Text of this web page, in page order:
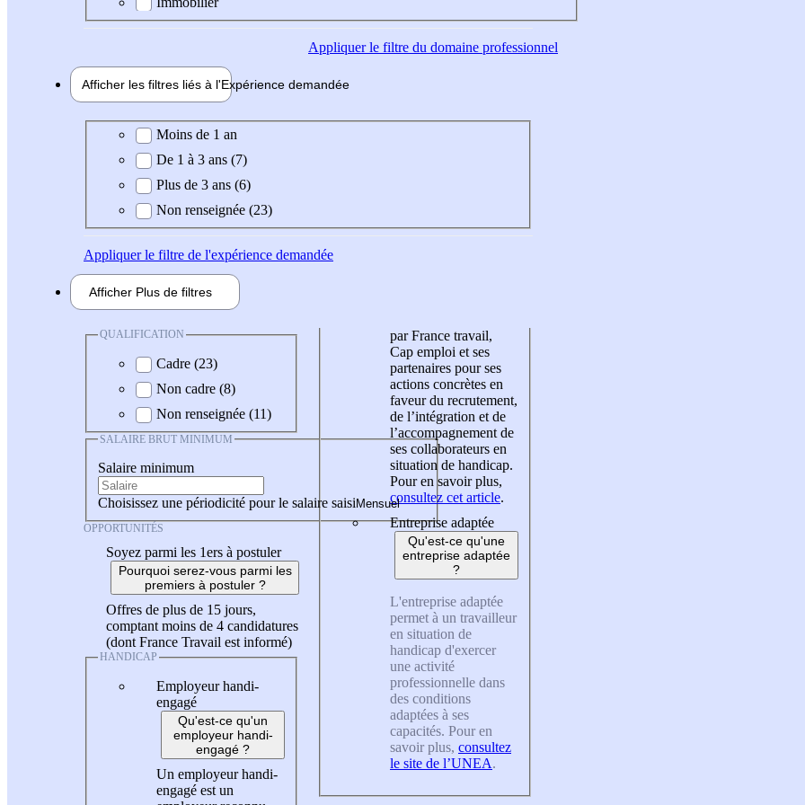
Appliquerle filtre du domaine professionnel
Afficher les filtres liés à l'Expérience demandée
Expérience demandée
Moins de 1 an
De 1 à 3 ans (7)
Plus de 3 ans (6)
Non renseignée (23)
Appliquerle filtre de l'expérience demandée
Afficher Plus de filtres
QUALIFICATION
Cadre (23)
Non cadre (8)
Non renseignée (11)
SALAIRE BRUT MINIMUM
Salaire minimum
Choisissez une périodicité pour le salaire saisi
OPPORTUNITÉS
Soyez parmi les 1ers à postuler
Pourquoi serez-vous parmi les
premiers à postuler ?
Offres de plus de 15 jours,
comptant moins de 4 candidatures
(dont France Travail est informé)
HANDICAP
Employeur handi-
engagé
Qu'est-ce qu'un
employeur handi-
engagé ?
Un employeur handi-
engagé est un
par France travail,
Cap emploi et ses
partenaires pour ses
actions concrètes en
faveur du recrutement,
de l’intégration et de
l’accompagnement de
ses collaborateurs en
situation de handicap.
Pour en savoir plus,
consultez cet article.
Entreprise adaptée
Qu'est-ce qu'une
entreprise adaptée
?
L'entreprise adaptée
permet à un travailleur
en situation de
handicap d'exercer
une activité
professionnelle dans
des conditions
adaptées à ses
capacités. Pour en
savoir plus, consultez
le site de l’UNEA.